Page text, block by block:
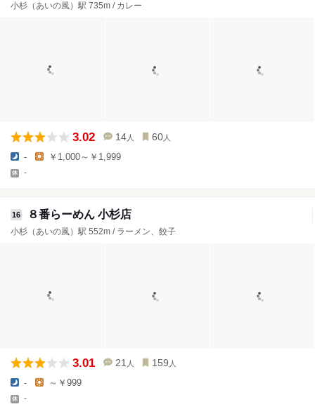
小杉（あいの風）駅 735m / カレー
3.02 14 人 60 人
- ￥1,000～￥1,999
-
16 ８番らーめん 小杉店
小杉（あいの風）駅 552m / ラーメン、餃子
3.01 21 人 159 人
- ～￥999
-